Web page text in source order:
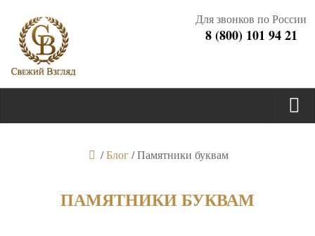
Для звонков по России
8 (800) 101 94 21
/Блог/Памятники буквам
ПАМЯТНИКИ БУКВАМ